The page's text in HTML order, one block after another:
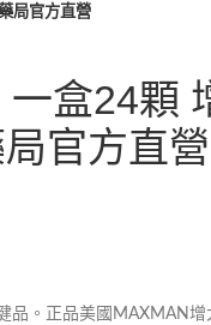
局官方直營
盒24顆
官方直營
品。正品美國MAXMAN增